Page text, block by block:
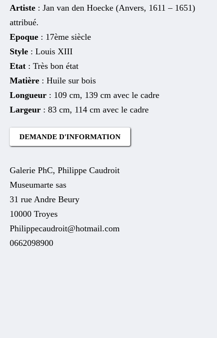
Artiste : Jan van den Hoecke (Anvers, 1611 – 1651)
attribué.
Epoque : 17ème siècle
Style : Louis XIII
Etat : Très bon état
Matière : Huile sur bois
Longueur : 109 cm, 139 cm avec le cadre
Largeur : 83 cm, 114 cm avec le cadre
DEMANDE D'INFORMATION
Galerie PhC, Philippe Caudroit
Museumarte sas
31 rue Andre Beury
10000 Troyes
Philippecaudroit@hotmail.com
0662098900